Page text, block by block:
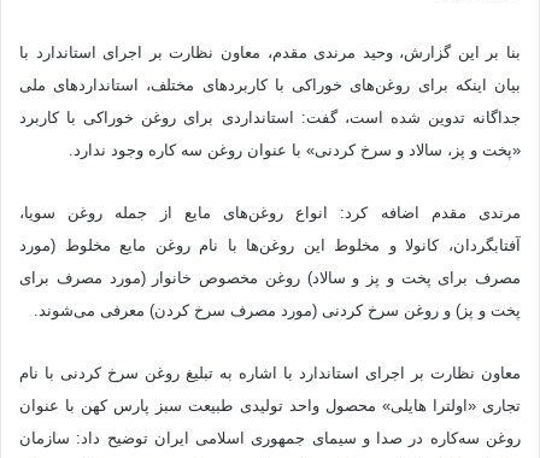
بنا بر این گزارش، وحید مرندی مقدم، معاون نظارت بر اجرای استاندارد با
بیان اینکه برای روغن‌های خوراکی با کاربردهای مختلف، استانداردهای ملی
جداگانه تدوین شده است، گفت: استانداردی برای روغن خوراکی با کاربرد
«پخت و پز، سالاد و سرخ کردنی» با عنوان روغن سه کاره وجود ندارد.
مرندی مقدم اضافه کرد: انواع روغن‌های مایع از جمله روغن سویا،
آفتابگردان، کانولا و مخلوط این روغن‌ها با نام روغن مایع مخلوط (مورد
مصرف برای پخت و پز و سالاد) روغن مخصوص خانوار (مورد مصرف برای
پخت و پز) و روغن سرخ کردنی (مورد مصرف سرخ کردن) معرفی می‌شوند.
معاون نظارت بر اجرای استاندارد با اشاره به تبلیغ روغن سرخ کردنی با نام
تجاری «اولترا هایلی» محصول واحد تولیدی طبیعت سبز پارس کهن با عنوان
روغن سه‌کاره در صدا و سیمای جمهوری اسلامی ایران توضیح داد: سازمان